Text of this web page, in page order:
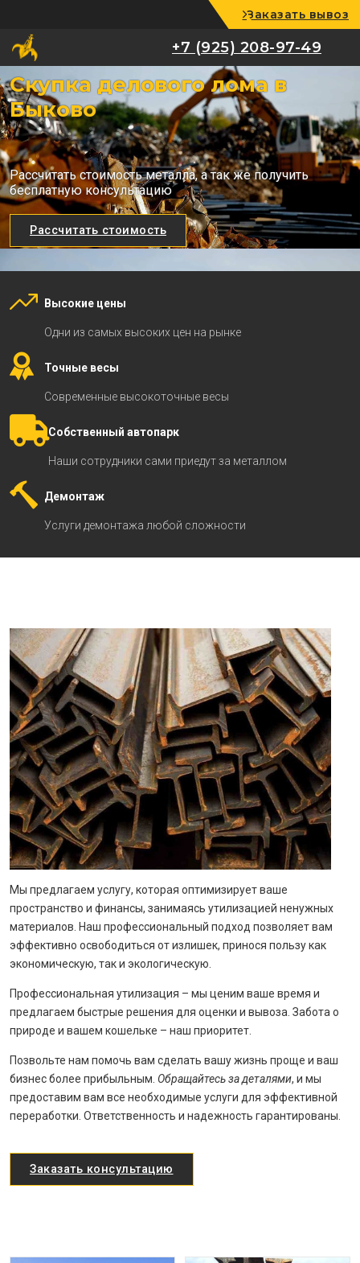
+7 (925) 208-97-49
Заказать вывоз
+7 (925) 208-97-49
Скупка делового лома в
Быково
Рассчитать стоимость металла, а так же получить
бесплатную консультацию
Рассчитать стоимость
Высокие цены
Одни из самых высоких цен на рынке
Точные весы
Современные высокоточные весы
Собственный автопарк
Наши сотрудники сами приедут за металлом
Демонтаж
Услуги демонтажа любой сложности
Мы предлагаем услугу, которая оптимизирует ваше
пространство и финансы, занимаясь утилизацией ненужных
материалов. Наш профессиональный подход позволяет вам
эффективно освободиться от излишек, принося пользу как
экономическую, так и экологическую.
Профессиональная утилизация – мы ценим ваше время и
предлагаем быстрые решения для оценки и вывоза. Забота о
природе и вашем кошельке – наш приоритет.
Позвольте нам помочь вам сделать вашу жизнь проще и ваш
бизнес более прибыльным. Обращайтесь за деталями, и мы
предоставим вам все необходимые услуги для эффективной
переработки. Ответственность и надежность гарантированы.
Заказать консультацию